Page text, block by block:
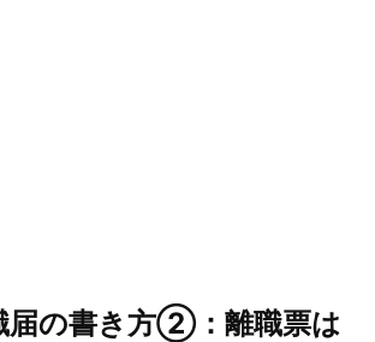
届の書き方②：離職票は